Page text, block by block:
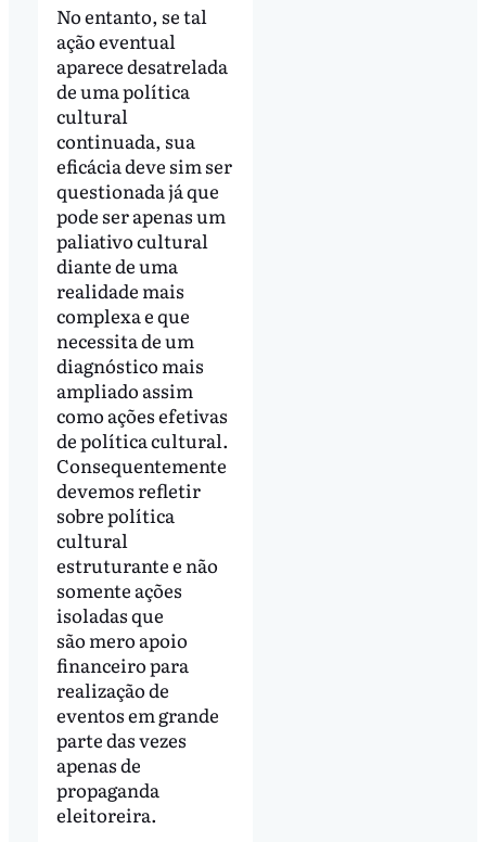
No entanto, se tal
ação eventual
aparece desatrelada
de uma política
cultural
continuada, sua
eficácia deve sim ser
questionada já que
pode ser apenas um
paliativo cultural
diante de uma
realidade mais
complexa e que
necessita de um
diagnóstico mais
ampliado assim
como ações efetivas
de política cultural.
Consequentemente
devemos refletir
sobre política
cultural
estruturante e não
somente ações
isoladas que
são mero apoio
financeiro para
realização de
eventos em grande
parte das vezes
apenas de
propaganda
eleitoreira.